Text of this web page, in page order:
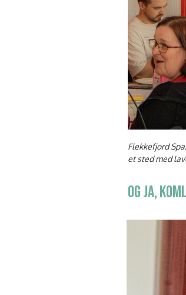
Flekkefjord
et sted med
OG JA,